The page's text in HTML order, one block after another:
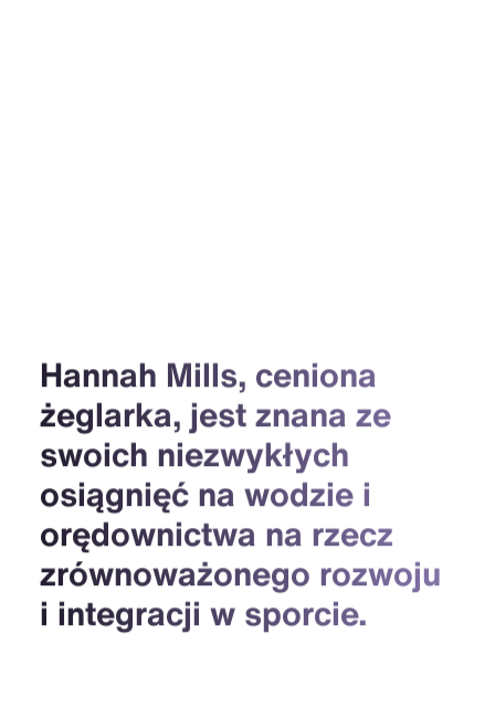
Hannah Mills, ceniona
żeglarka, jest znana ze
swoich niezwykłych
osiągnięć na wodzie i
orędownictwa na rzecz
zrównoważonego rozwoju
i integracji w sporcie.